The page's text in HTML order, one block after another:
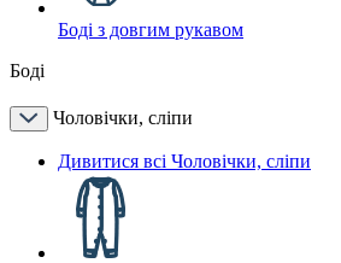
Боді з довгим рукавом
Боді
Чоловічки, сліпи
Дивитися всі Чоловічки, сліпи